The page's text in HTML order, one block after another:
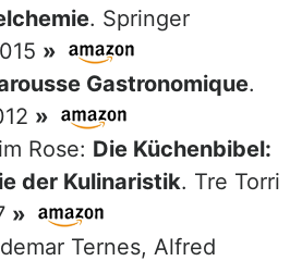
. Springer
»
Gastronomique.
»
Rose: Die Küchenbibel:
der Kulinaristik. Tre Torri
»
Ternes, Alfred